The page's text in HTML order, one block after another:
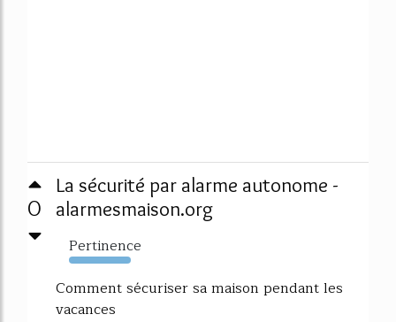
0
La sécurité par alarme autonome -
alarmesmaison.org
Pertinence
2698%
Comment sécuriser sa maison pendant les
vacances